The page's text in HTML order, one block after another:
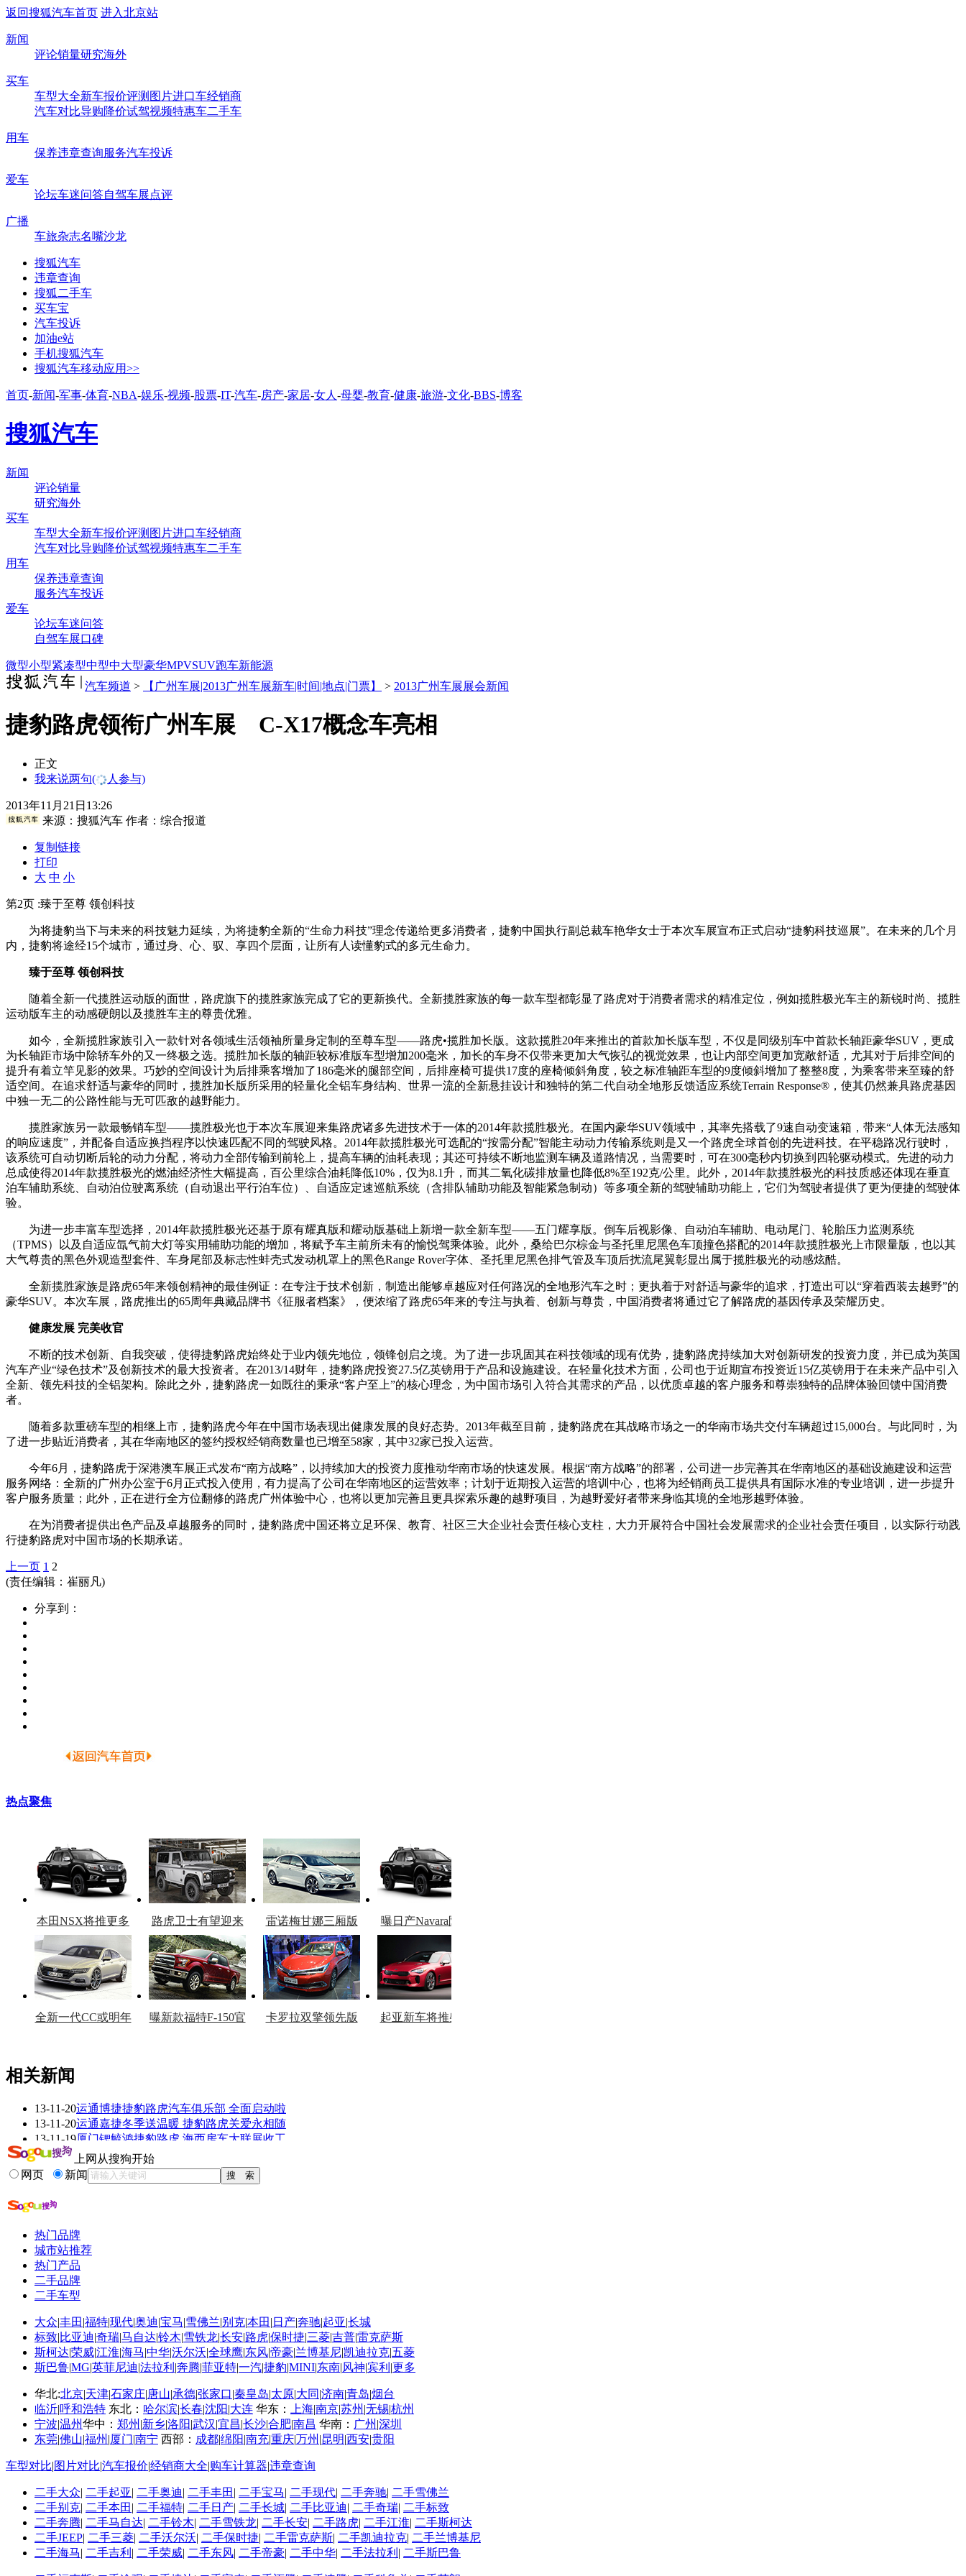
返回搜狐汽车首页 进入北京站
新闻
评论销量研究海外
买车
车型大全新车报价评测 图片进口车经销商
汽车对比导购降价试驾视频特惠车二手车
用车
保养违章查询服务汽车投诉
爱车
论坛车迷问答自驾车展点评
广播
车旅杂志名嘴沙龙
搜狐汽车
违章查询
搜狐二手车
买车宝
汽车投诉
加油e站
手机搜狐汽车
搜狐汽车移动应用>>
首页-新闻-军事-体育-NBA-娱乐-视频-股票-IT-汽车-房产-家居-女人 -母婴-教育-健康-旅游-文化-BBS-博客
搜狐汽车
新闻
评论销量
研究海外
买车
车型大全新车报价评测 图片进口车经销商
汽车对比导购降价试驾视频特惠车二手车
用车
保养违章查询
服务汽车投诉
爱车
论坛车迷问答
自驾车展口碑
微型小型紧凑型中型中大型豪华MPVSUV跑车新能源
汽车频道 > 【广州车展|2013广州车展新车|时间|地点|门票】 > 2013广州车展展会新闻
捷豹路虎领衔广州车展 C-X17概念车亮相
正文
我来说两句( 人参与)
2013年11月21日13:26
来源： 搜狐汽车作者：综合报道
复制链接
打印
大 中 小
第2页 :臻于至尊 领创科技
为将捷豹当下与未来的科技魅力延续，为将捷豹全新的“生命力科技”理念传递给更多消费者，捷豹中国执行副总裁车艳华女士于本次车展宣布正式启动“捷豹科技巡展”。在未来的几个月
内，捷豹将途经15个城市，通过身、心、驭、享四个层面，让所有人读懂豹式的多元生命力。
臻于至尊 领创科技
随着全新一代揽胜运动版的面世，路虎旗下的揽胜家族完成了它的更新换代。全新揽胜家族的每一款车型都彰显了路虎对于消费者需求的精准定位，例如揽胜极光车主的新锐时尚、揽胜
运动版车主的动感硬朗以及揽胜车主的尊贵优雅。
如今，全新揽胜家族引入一款针对各领域生活领袖所量身定制的至尊车型——路虎•揽胜加长版。这款揽胜20年来推出的首款加长版车型，不仅是同级别车中首款长轴距豪华SUV，更成
为长轴距市场中除轿车外的又一终极之选。揽胜加长版的轴距较标准版车型增加200毫米，加长的车身不仅带来更加大气恢弘的视觉效果，也让内部空间更加宽敞舒适，尤其对于后排空间的
提升有着立竿见影的效果。巧妙的空间设计为后排乘客增加了186毫米的腿部空间，后排座椅可提供17度的座椅倾斜角度，较之标准轴距车型的9度倾斜增加了整整8度，为乘客带来至臻的舒
适空间。在追求舒适与豪华的同时，揽胜加长版所采用的轻量化全铝车身结构、世界一流的全新悬挂设计和独特的第二代自动全地形反馈适应系统Terrain Response®，使其仍然兼具路虎基因
中独一无二的公路性能与无可匹敌的越野能力。
揽胜家族另一款最畅销车型——揽胜极光也于本次车展迎来集路虎诸多先进技术于一体的2014年款揽胜极光。在国内豪华SUV领域中，其率先搭载了9速自动变速箱，带来“人体无法感知
的响应速度”，并配备自适应换挡程序以快速匹配不同的驾驶风格。2014年款揽胜极光可选配的“按需分配”智能主动动力传输系统则是又一个路虎全球首创的先进科技。在平稳路况行驶时，
该系统可自动切断后轮的动力分配，将动力全部传输到前轮上，提高车辆的油耗表现；其还可持续不断地监测车辆及道路情况，当需要时，可在300毫秒内切换到四轮驱动模式。先进的动力
总成使得2014年款揽胜极光的燃油经济性大幅提高，百公里综合油耗降低10%，仅为8.1升，而其二氧化碳排放量也降低8%至192克/公里。此外，2014年款揽胜极光的科技质感还体现在垂直
泊车辅助系统、自动泊位驶离系统（自动退出平行泊车位）、自适应定速巡航系统（含排队辅助功能及智能紧急制动）等多项全新的驾驶辅助功能上，它们为驾驶者提供了更为便捷的驾驶体
验。
为进一步丰富车型选择，2014年款揽胜极光还基于原有耀真版和耀动版基础上新增一款全新车型——五门耀享版。倒车后视影像、自动泊车辅助、电动尾门、轮胎压力监测系统
（TPMS）以及自适应氙气前大灯等实用辅助功能的增加，将赋予车主前所未有的愉悦驾乘体验。此外，桑给巴尔棕金与圣托里尼黑色车顶撞色搭配的2014年款揽胜极光上市限量版，也以其
大气尊贵的黑色外观造型套件、车身尾部及标志性蚌壳式发动机罩上的黑色Range Rover字体、圣托里尼黑色排气管及车顶后扰流尾翼彰显出属于揽胜极光的动感炫酷。
全新揽胜家族是路虎65年来领创精神的最佳例证：在专注于技术创新，制造出能够卓越应对任何路况的全地形汽车之时；更执着于对舒适与豪华的追求，打造出可以“穿着西装去越野”的
豪华SUV。本次车展，路虎推出的65周年典藏品牌书《征服者档案》，便浓缩了路虎65年来的专注与执着、创新与尊贵，中国消费者将通过它了解路虎的基因传承及荣耀历史。
健康发展 完美收官
不断的技术创新、自我突破，使得捷豹路虎始终处于业内领先地位，领锋创启之境。为了进一步巩固其在科技领域的现有优势，捷豹路虎持续加大对创新研发的投资力度，并已成为英国
汽车产业“绿色技术”及创新技术的最大投资者。在2013/14财年，捷豹路虎投资27.5亿英镑用于产品和设施建设。在轻量化技术方面，公司也于近期宣布投资近15亿英镑用于在未来产品中引入
全新、领先科技的全铝架构。除此之外，捷豹路虎一如既往的秉承“客户至上”的核心理念，为中国市场引入符合其需求的产品，以优质卓越的客户服务和尊崇独特的品牌体验回馈中国消费
者。
随着多款重磅车型的相继上市，捷豹路虎今年在中国市场表现出健康发展的良好态势。2013年截至目前，捷豹路虎在其战略市场之一的华南市场共交付车辆超过15,000台。与此同时，为
了进一步贴近消费者，其在华南地区的签约授权经销商数量也已增至58家，其中32家已投入运营。
今年6月，捷豹路虎于深港澳车展正式发布“南方战略”，以持续加大的投资力度推动华南市场的快速发展。根据“南方战略”的部署，公司进一步完善其在华南地区的基础设施建设和运营
服务网络：全新的广州办公室于6月正式投入使用，有力提高了公司在华南地区的运营效率；计划于近期投入运营的培训中心，也将为经销商员工提供具有国际水准的专业培训，进一步提升
客户服务质量；此外，正在进行全方位翻修的路虎广州体验中心，也将以更加完善且更具探索乐趣的越野项目，为越野爱好者带来身临其境的全地形越野体验。
在为消费者提供出色产品及卓越服务的同时，捷豹路虎中国还将立足环保、教育、社区三大企业社会责任核心支柱，大力开展符合中国社会发展需求的企业社会责任项目，以实际行动践
行捷豹路虎对中国市场的长期承诺。
上一页 1 2
(责任编辑：崔丽凡)
分享到：
热点聚焦
本田NSX将推更多
车型
路虎卫士有望迎来
复产
雷诺梅甘娜三厢版
官图
曝日产Navara限量
全新一代CC或明年
曝新款福特F-150官
卡罗拉双擎领先版
起亚新车将推柴油
看赛车宝贝争奇斗
艳
车模美腿爆乳无惧
走光
相关新闻
13-11-20运通博捷捷豹路虎汽车俱乐部 全面启动啦
13-11-20运通嘉捷冬季送温暖 捷豹路虎关爱永相随
13-11-19厦门锶毓鸿捷豹路虎 海西房车大联展收工
13-11-19 无锡天华捷豹路虎力推冬季保养 温情献礼
13-11-19捷豹路虎续保特惠月 尊享万元售后礼包!
13-11-182013非你莫属 瑞安永达捷豹路虎潮童来袭
更多关于路虎 捷豹
相关推荐
捷豹c-x17概念车
捷豹c-x17上市大...
捷豹路虎坑爹
路虎揽胜极光颜色...
2014路虎极光加长版
上网从搜狗开始
网页
新闻
热门品牌
城市站推荐
热门产品
二手品牌
二手车型
大众|丰田 |福特|现代|奥迪|宝马|雪佛兰|别克|本田 | 日产|奔驰|起亚|长城
标致|比亚迪|奇瑞|马自达|铃木|雪铁龙|长安|路虎|保时捷|三菱|吉普|雷克萨斯
斯柯达|荣威|江淮|海马|中华|沃尔沃|全球鹰|东风|帝豪|兰博基尼|凯迪拉克|五菱
斯巴鲁|MG|英菲尼迪|法拉利 |奔腾|菲亚特|一汽|捷豹|MINI|东南|风神|宾利 |更多
华北:北京|天津|石家庄|唐山|承德|张家口|秦皇岛|太原|大同 |济南|青岛|烟台
临沂|呼和浩特 东北： 哈尔滨|长春|沈阳|大连 华东： 上海|南京|苏州 |无锡|杭州
宁波|温州华中： 郑州 |新乡|洛阳|武汉|宜昌|长沙|合肥|南昌 华南： 广州 |深圳
东莞|佛山|福州 |厦门|南宁 西部： 成都|绵阳|南充|重庆|万州 |昆明|西安|贵阳
车型对比|图片对比|汽车报价|经销商大全|购车计算器|违章查询
二手大众| 二手起亚| 二手奥迪| 二手丰田 | 二手宝马| 二手现代| 二手奔驰| 二手雪佛兰
二手别克| 二手本田 | 二手福特| 二手日产| 二手长城| 二手比亚迪| 二手奇瑞| 二手标致
二手奔腾| 二手马自达| 二手铃木| 二手雪铁龙| 二手长安| 二手路虎| 二手江淮| 二手斯柯达
二手JEEP| 二手三菱| 二手沃尔沃| 二手保时捷| 二手雷克萨斯| 二手凯迪拉克| 二手兰博基尼
二手海马| 二手吉利 | 二手荣威| 二手东风| 二手帝豪| 二手中华| 二手法拉利 | 二手斯巴鲁